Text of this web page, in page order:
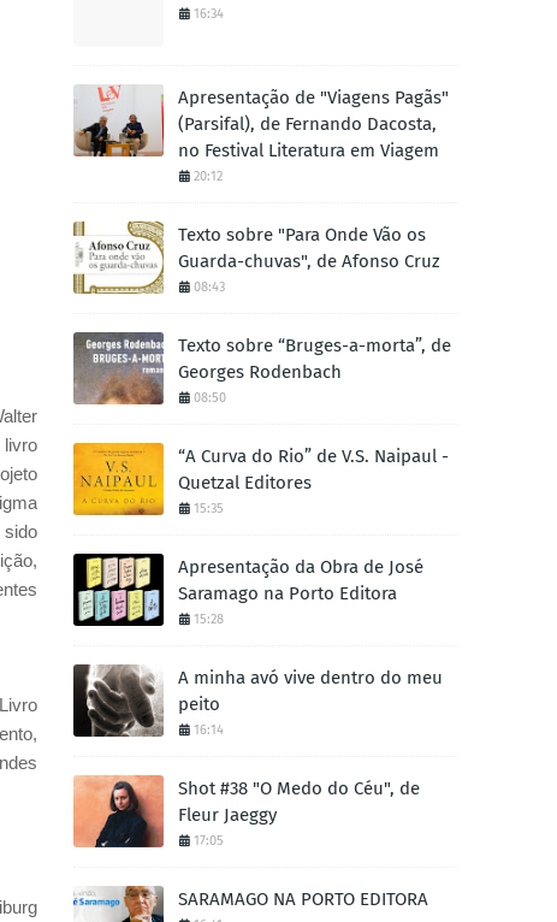
livro
16:34
Apresentação de "Viagens Pagãs"
(Parsifal), de Fernando Dacosta,
no Festival Literatura em Viagem
20:12
Texto sobre "Para Onde Vão os
Guarda-chuvas", de Afonso Cruz
08:43
Texto sobre “Bruges-a-morta”, de
Georges Rodenbach
08:50
“A Curva do Rio” de V.S. Naipaul -
Quetzal Editores
15:35
Apresentação da Obra de José
Saramago na Porto Editora
15:28
A minha avó vive dentro do meu
peito
16:14
Shot #38 "O Medo do Céu", de
Fleur Jaeggy
17:05
SARAMAGO NA PORTO EDITORA